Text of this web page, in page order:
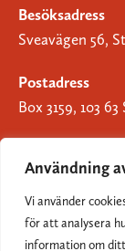
Användning
Vi använder
för att analysera
information om
Besöksadress
Sveavägen 56,
Postadress
Box 3159, 103